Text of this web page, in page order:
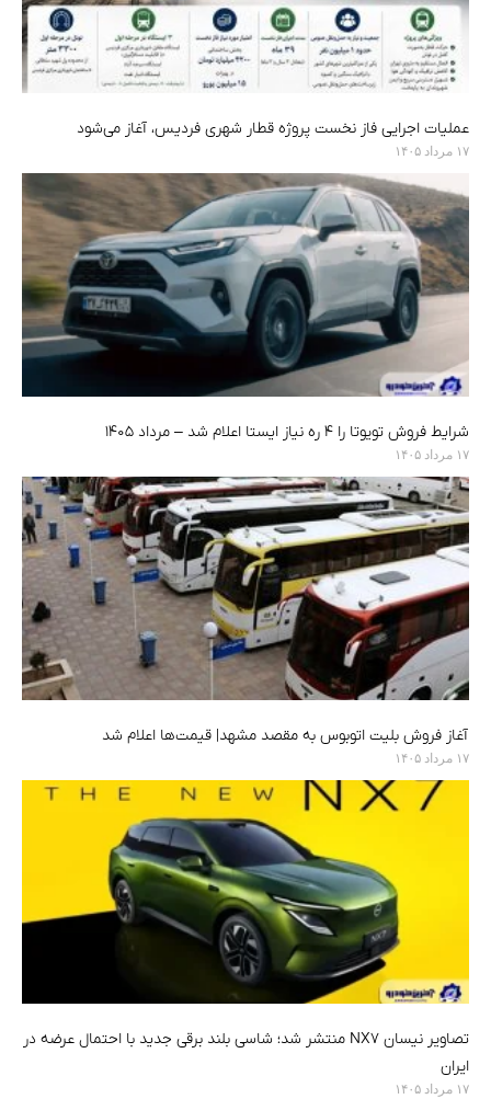
عملیات اجرایی فاز نخست پروژه قطار شهری فردیس، آغاز می‌شود
۱۷ مرداد ۱۴۰۵
شرایط فروش تویوتا را ۴ ره نیاز ایستا اعلام شد – مرداد ۱۴۰۵
۱۷ مرداد ۱۴۰۵
آغاز فروش بلیت اتوبوس به مقصد مشهد| قیمت‌ها اعلام شد
۱۷ مرداد ۱۴۰۵
تصاویر نیسان NX7 منتشر شد؛ شاسی بلند برقی جدید با احتمال عرضه در
ایران
۱۷ مرداد ۱۴۰۵